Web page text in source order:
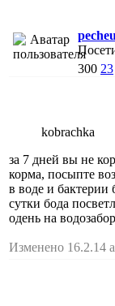
300 23
kobrachka
за 7 дней вы не
корма, посыпте
в воде и бактерии
сутки бода
одень на
Изменено 16.2.14